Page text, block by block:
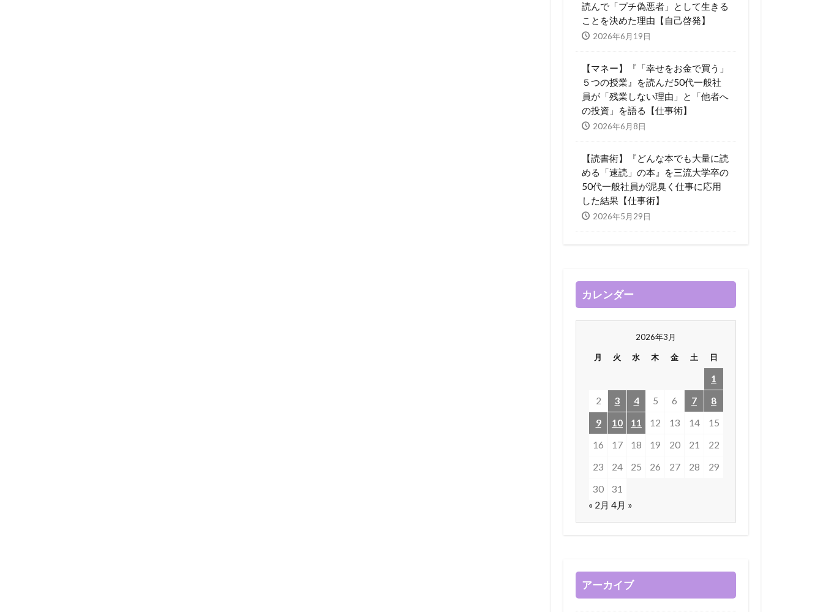
読んで「プチ偽悪者」として生きる
ことを決めた理由【自己啓発】
2026年6月19日
【マネー】『「幸せをお金で買う」
５つの授業』を読んだ50代一般社
員が「残業しない理由」と「他者へ
の投資」を語る【仕事術】
2026年6月8日
【読書術】『どんな本でも大量に読
める「速読」の本』を三流大学卒の
50代一般社員が泥臭く仕事に応用
した結果【仕事術】
2026年5月29日
カレンダー
2026年3月
月 火 水 木 金 土 日
1
2
3 4 5 6 7
8
9
10 11 12 13 14
15
16
17 18 19 20 21
22
23
24 25 26 27 28
29
30
31
« 2月 4月 »
アーカイブ